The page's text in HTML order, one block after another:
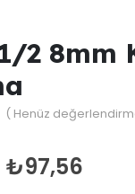
2 8mm
( Henüz
₺97,56